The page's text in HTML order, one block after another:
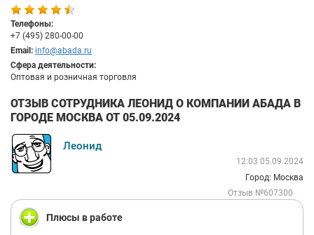
Телефоны:
+7 (495) 280-00-00
Email: info@abada.ru
Сфера деятельности:
Оптовая и розничная торговля
ОТЗЫВ СОТРУДНИКА ЛЕОНИД О КОМПАНИИ АБАДА В
ГОРОДЕ МОСКВА ОТ 05.09.2024
Леонид
12:03 05.09.2024
Город: Москва
Отзыв №607300
Плюсы в работе